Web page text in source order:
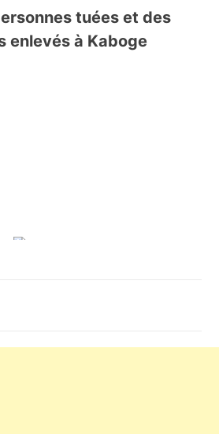
tuées et des
enlevés à Kaboge